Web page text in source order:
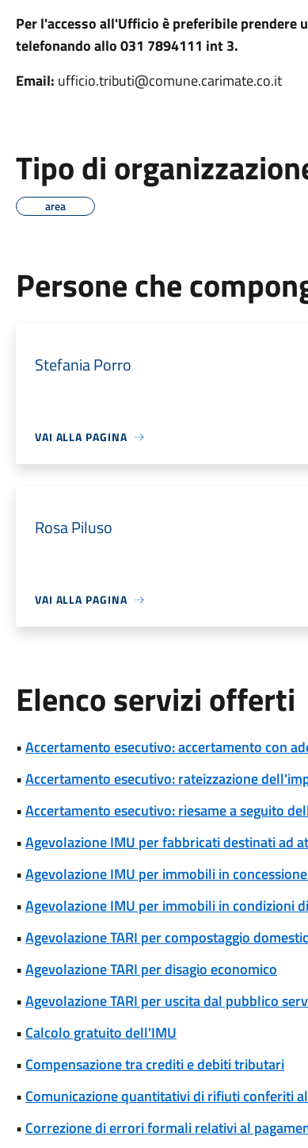
Per l'accesso all'Ufficio è preferibile prendere
telefonando allo 031 7894111 int 3.
Email: ufficio.tributi@comune.carimate.co.it
Tipo di
area
Persone che
Stefania Porro
VAI ALLA PAGINA
Rosa Piluso
VAI ALLA PAGINA
Elenco servizi offerti
•Accertamento esecutivo: accertamento con
•Accertamento esecutivo: rateizzazione
•Accertamento esecutivo: riesame a seguito
•Agevolazione IMU per fabbricati destinati ad
•Agevolazione IMU per immobili in
•Agevolazione IMU per immobili in condizioni
•Agevolazione TARI per compostaggio
•Agevolazione TARI per disagio economico
•Agevolazione TARI per uscita dal pubblico
• Calcolo gratuito dell'IMU
• Compensazione tra crediti e debiti tributari
• Comunicazione quantitativi di rifiuti conferiti
• Correzione di errori formali relativi al